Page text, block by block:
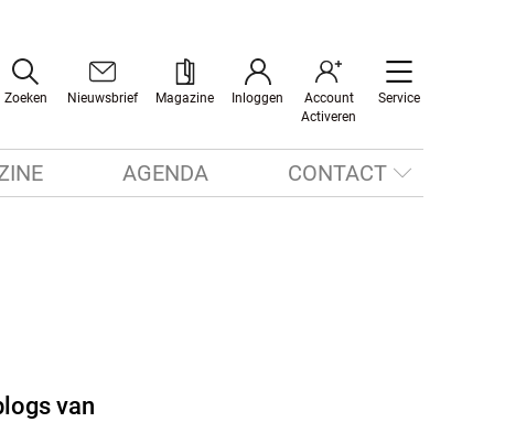
Zoeken Nieuwsbrief Magazine Inloggen
Account
Activeren
Service
AGENDA CONTACT
van